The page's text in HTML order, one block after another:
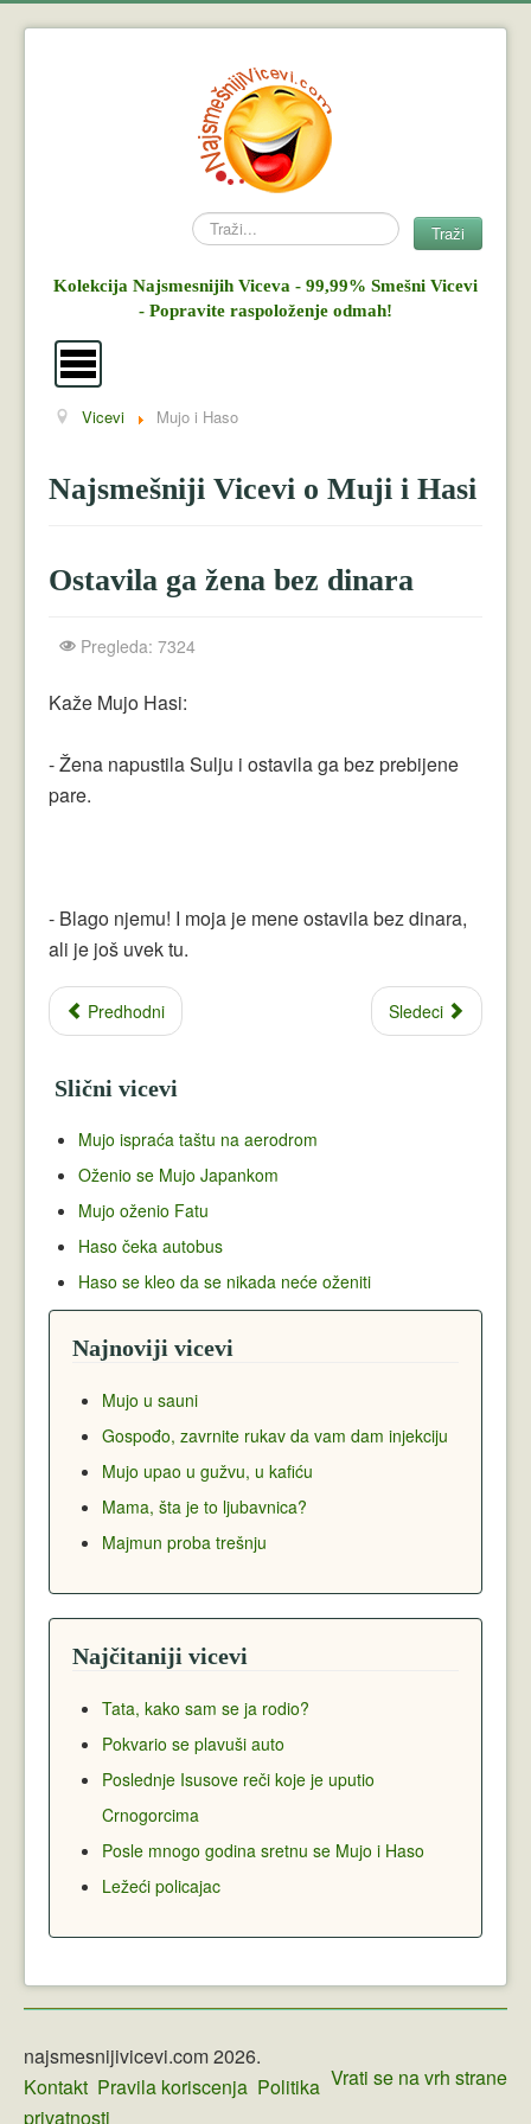
Search Traži
Kolekcija Najsmesnijih Viceva - 99,99% Smešni Vicevi
- Popravite raspoloženje odmah!
Vicevi
Mujo i Haso
Perica
Vicevi Razni
Vicevi Mujo i Haso
Najsmešniji Vicevi o Muji i Hasi
Ostavila ga žena bez dinara
Pregleda: 7324
Kaže Mujo Hasi:
- Žena napustila Sulju i ostavila ga bez prebijene
pare.
- Blago njemu! I moja je mene ostavila bez dinara,
ali je još uvek tu.
Predhodni Sledeci
Slični vicevi
Mujo ispraća taštu na aerodrom
Oženio se Mujo Japankom
Mujo oženio Fatu
Haso čeka autobus
Haso se kleo da se nikada neće oženiti
Najnoviji vicevi
Mujo u sauni
Gospođo, zavrnite rukav da vam dam injekciju
Mujo upao u gužvu, u kafiću
Mama, šta je to ljubavnica?
Majmun proba trešnju
Najčitaniji vicevi
Tata, kako sam se ja rodio?
Pokvario se plavuši auto
Poslednje Isusove reči koje je uputio
Crnogorcima
Posle mnogo godina sretnu se Mujo i Haso
Ležeći policajac
Vrati se na vrh strane
najsmesnijivicevi.com 2026.
Kontakt Pravila koriscenja Politika
privatnosti